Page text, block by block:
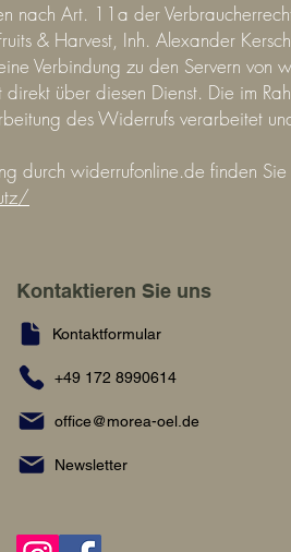
nach Art. 11a der
& Harvest, Inh. Alexander
Verbindung zu den Servern von
über diesen Dienst. Die im
des Widerrufs verarbeitet
durch widerrufonline.de finden Sie
Kontaktieren Sie uns
Kontaktformular
+49 172 8990614
office@morea-oel.de
Newsletter